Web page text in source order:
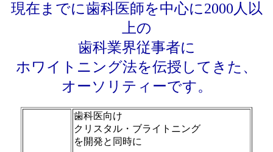
現在までに歯科医師を中心に2000人以
上の
歯科業界従事者に
ホワイトニング法を伝授してきた、
オーソリティーです。
歯科医向け
クリスタル・ブライトニング
を開発と同時に